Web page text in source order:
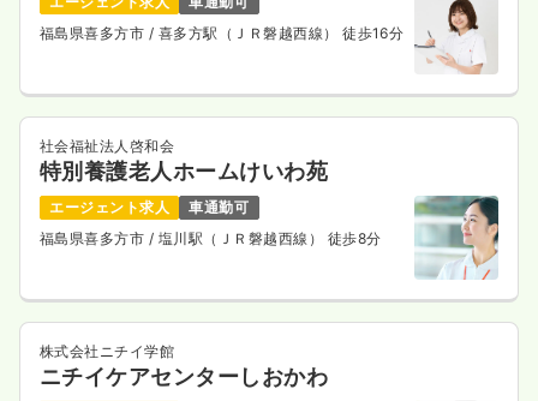
福島県喜多方市 / 喜多方駅（ＪＲ磐越西線） 徒歩16分
社会福祉法人啓和会
特別養護老人ホームけいわ苑
エージェント求人
車通勤可
福島県喜多方市 / 塩川駅（ＪＲ磐越西線） 徒歩8分
株式会社ニチイ学館
ニチイケアセンターしおかわ